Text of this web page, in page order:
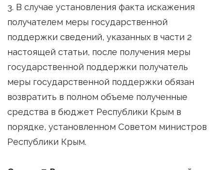
3. В случае установления факта искажения
получателем меры государственной
поддержки сведений, указанных в части 2
настоящей статьи, после получения меры
государственной поддержки получатель
меры государственной поддержки обязан
возвратить в полном объеме полученные
средства в бюджет Республики Крым в
порядке, установленном Советом министров
Республики Крым.